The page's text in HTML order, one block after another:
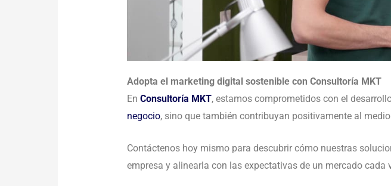
Adopta el marketing digital sostenible con Consultoría MKT
EnConsultoría MKT, estamos comprometidos con el
negocio, sino que también contribuyan positivamente al
Contáctenos hoy mismo para descubrir cómo nuestras
empresa y alinearla con las expectativas de un mercado cada